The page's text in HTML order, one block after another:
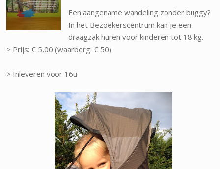
Een aangename wandeling zonder buggy?
In het Bezoekerscentrum kan je een
draagzak huren voor kinderen tot 18 kg.
> Prijs: € 5,00 (waarborg: € 50)
> Inleveren voor 16u